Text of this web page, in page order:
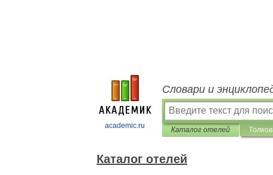
academic.ru
Словари и
Каталог отелей
Каталог отелей